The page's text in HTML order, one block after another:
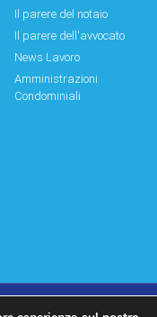
Il parere del notaio
Il parere dell'avvocato
News Lavoro
Amministrazioni
Condominiali